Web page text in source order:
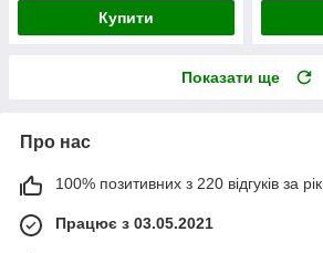
Купити
Показати ще
Про нас
100% позитивних з 220 відгуків за рік
Працює з 03.05.2021